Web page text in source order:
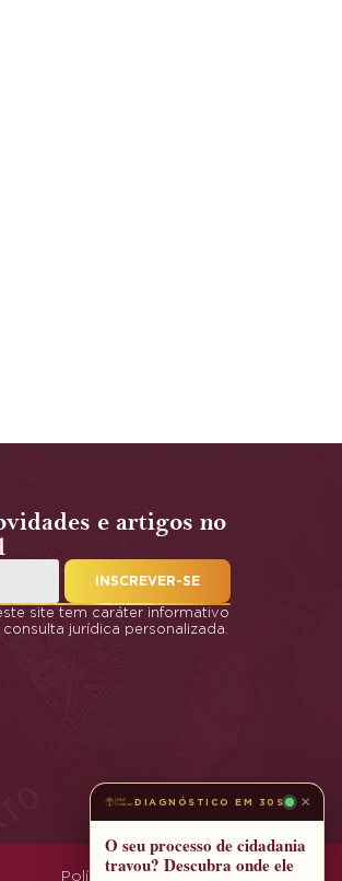
e artigos no
INSCREVER-SE
site tem caráter informativo
jurídica personalizada.
Política de Privacidade
DIAGNÓSTICO EM 30S ×
O seu processo de cidadania
travou? Descubra onde ele